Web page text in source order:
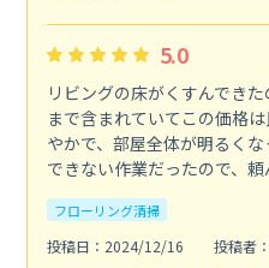
5.0
リビングの床がくすんでき
まで含まれていてこの価格
やかで、部屋全体が明るく
できない作業だったので、
フローリング清掃
投稿日：2024/12/16
投稿者